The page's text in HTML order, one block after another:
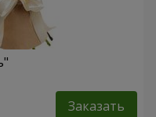
Заказать